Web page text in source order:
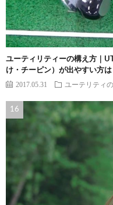
ユーティリティーの構え方｜
け・チーピン）が出やすい方
2017.05.31 ユーテリティ